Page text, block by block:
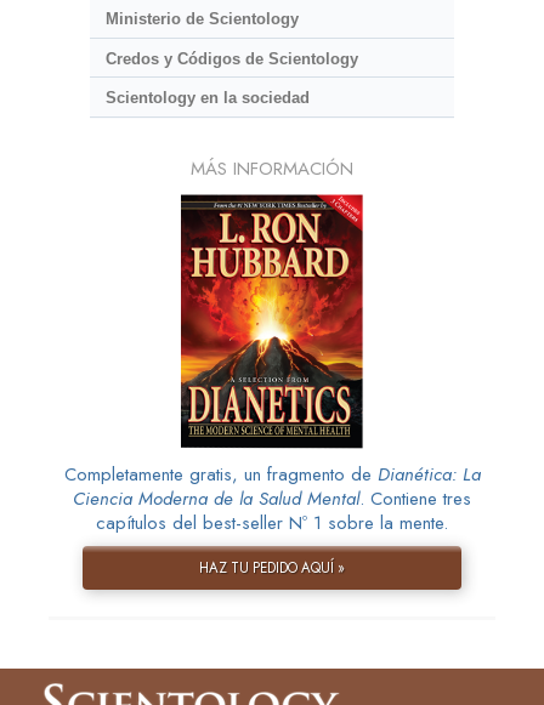
Ministerio de Scientology
Credos y Códigos de Scientology
Scientology en la sociedad
MÁS INFORMACIÓN
Completamente gratis, un fragmento de Dianética: La
Ciencia Moderna de la Salud Mental. Contiene tres
capítulos del best-seller Nº 1 sobre la mente.
HAZ TU PEDIDO AQUÍ »